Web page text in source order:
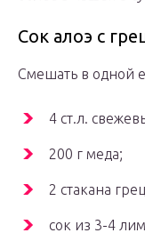
Сок алоэ с
Смешать в одной
4 ст.л.
200 г меда;
2 стакана
сок из 3-4